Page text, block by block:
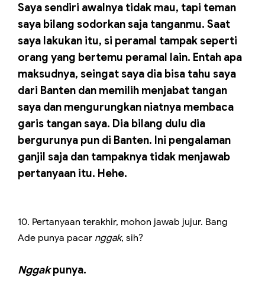
Saya sendiri awalnya tidak mau, tapi teman
saya bilang sodorkan saja tanganmu. Saat
saya lakukan itu, si peramal tampak seperti
orang yang bertemu peramal lain. Entah apa
maksudnya, seingat saya dia bisa tahu saya
dari Banten dan memilih menjabat tangan
saya dan mengurungkan niatnya membaca
garis tangan saya. Dia bilang dulu dia
bergurunya pun di Banten. Ini pengalaman
ganjil saja dan tampaknya tidak menjawab
pertanyaan itu. Hehe.
10. Pertanyaan terakhir, mohon jawab jujur. Bang
Ade punya pacar nggak, sih?
Nggakpunya.